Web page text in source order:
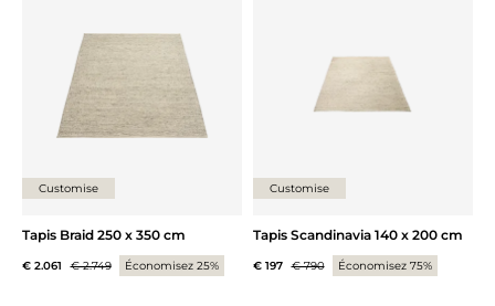
Customise
Tapis Braid 250 x 350 cm
€ 2.061 € 2.749 Économisez 25%
Customise
Tapis Scandinavia 140 x 200 cm
€ 197 € 790 Économisez 75%